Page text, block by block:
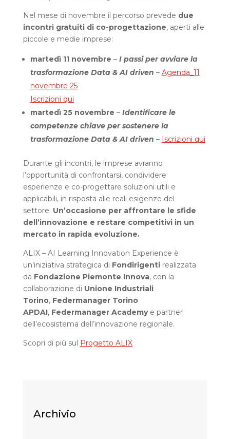
Nel mese di novembre il percorso prevede due
incontri gratuiti di co-progettazione, aperti alle
piccole e medie imprese:
martedì 11 novembre – I passi per avviare la
trasformazione Data & AI driven – Agenda_11
novembre 25
Iscrizioni qui
martedì 25 novembre – Identificare le
competenze chiave per sostenere la
trasformazione Data & AI driven – Iscrizioni qui
Durante gli incontri, le imprese avranno
l’opportunità di confrontarsi, condividere
esperienze e co-progettare soluzioni utili e
applicabili, in risposta alle reali esigenze del
settore. Un’occasione per affrontare le sfide
dell’innovazione e restare competitivi in un
mercato in rapida evoluzione.
ALIX – AI Learning Innovation Experience è
un’iniziativa strategica di Fondirigentirealizzata
da Fondazione Piemonte Innova, con la
collaborazione di Unione Industriali
Torino, Federmanager Torino
APDAI, Federmanager Academye partner
dell’ecosistema dell’innovazione regionale.
Scopri di più sul Progetto ALIX
Archivio